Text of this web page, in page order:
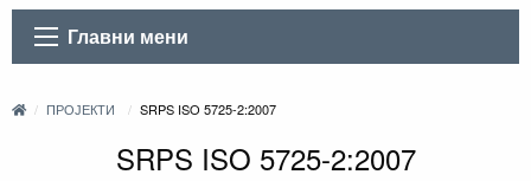
Главни мени
ПРОЈЕКТИ SRPS ISO 5725-2:2007
SRPS ISO 5725-2:2007